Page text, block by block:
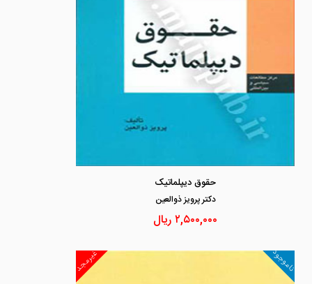
حقوق دیپلماتیک
دكتر پرويز ذوالعين
۲,۵۰۰,۰۰۰ریال
غیرمجد ناموجود